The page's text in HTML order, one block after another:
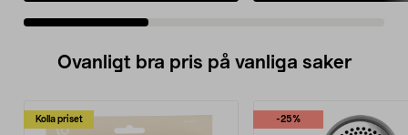
Ovanligt bra pris på vanliga saker
Kolla priset -25%